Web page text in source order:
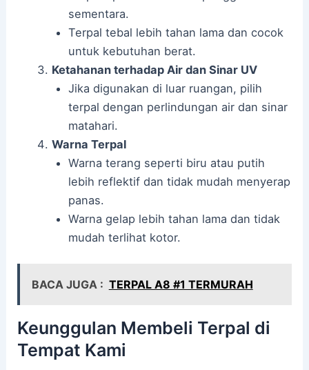
sementara.
Terpal tebal lebih tahan lama dan cocok
untuk kebutuhan berat.
Ketahanan terhadap Air dan Sinar UV
Jika digunakan di luar ruangan, pilih
terpal dengan perlindungan air dan sinar
matahari.
Warna Terpal
Warna terang seperti biru atau putih
lebih reflektif dan tidak mudah menyerap
panas.
Warna gelap lebih tahan lama dan tidak
mudah terlihat kotor.
BACA JUGA : TERPAL A8 #1 TERMURAH
Keunggulan Membeli Terpal di
Tempat Kami